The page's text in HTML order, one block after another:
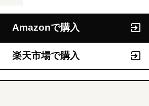
Amazonで購入
楽天市場で購入